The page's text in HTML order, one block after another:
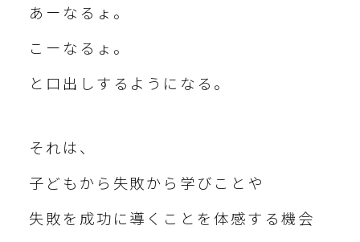
あーなるょ。
こーなるょ。
と口出しするようになる。
それは、
子どもから失敗から学びことや
失敗を成功に導くことを体感する機会